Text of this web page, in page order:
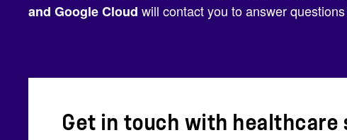
and Google Cloud will contact you to answer
Get in touch with healthcare